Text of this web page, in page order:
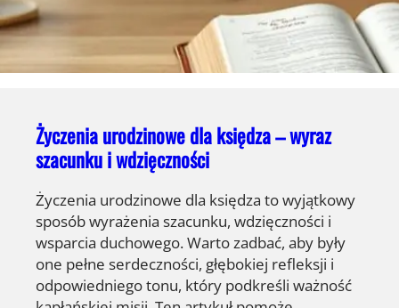
Życzenia urodzinowe dla księdza – wyraz
szacunku i wdzięczności
Życzenia urodzinowe dla księdza to wyjątkowy
sposób wyrażenia szacunku, wdzięczności i
wsparcia duchowego. Warto zadbać, aby były
one pełne serdeczności, głębokiej refleksji i
odpowiedniego tonu, który podkreśli ważność